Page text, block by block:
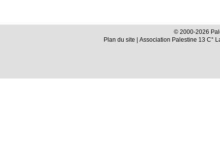
© 2000-2026
Plan du site | Association Palestine 13 C°